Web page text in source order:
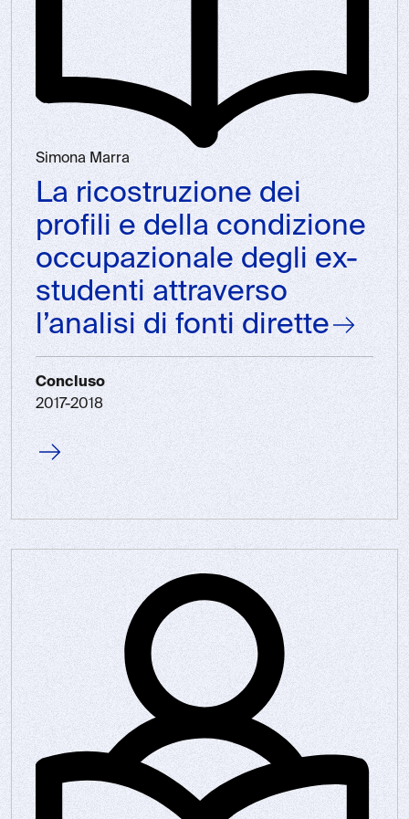
Simona Marra
La ricostruzione dei
profili e della condizione
occupazionale degli ex-
studenti attraverso
l’analisi di fonti dirette
Concluso
2017-2018